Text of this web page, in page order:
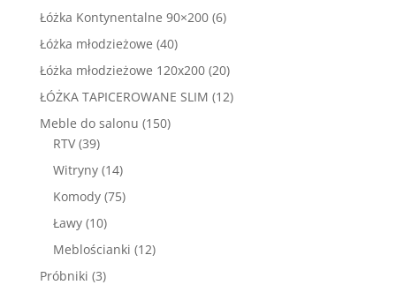
produkty
Łóżka Kontynentalne 90×200 66
Łóżka młodzieżowe 4040
produktów
Łóżka młodzieżowe 120x200 2020
produktów
ŁÓŻKA TAPICEROWANE SLIM 1212
Meble do salonu 150150
RTV 3939
produktów
Witryny 1414
produktów
Komody 7575
Ławy 1010
produktów
Meblościanki 1212
Próbniki 33